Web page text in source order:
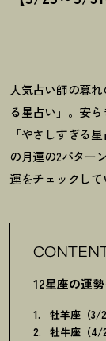
人気占い師の暮
る星占い」。安
「やさしすぎる
の月運の2パター
運をチェックして
12星座の運
牡羊座（3/
牡牛座（4/